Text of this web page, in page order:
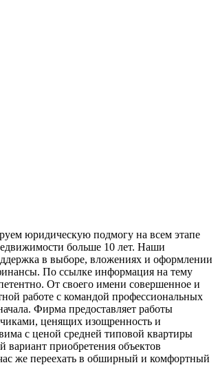
юридическую подмогу на всем этапе
больше 10 лет. Наши
в выборе, вложениях и оформлении
По ссылке информация на тему
От своего имени совершенное и
работе с командой профессиональных
Фирма предоставляет работы
ценящих изощренность и
с ценой средней типовой квартиры
приобретения объектов
же переехать в обширный и комфортный